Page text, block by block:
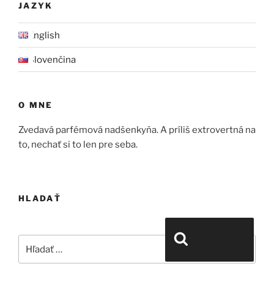
JAZYK
English
Slovenčina
O MNE
Zvedavá parfémová nadšenkyňa. A príliš extrovertná na
to, nechať si to len pre seba.
HLADAŤ